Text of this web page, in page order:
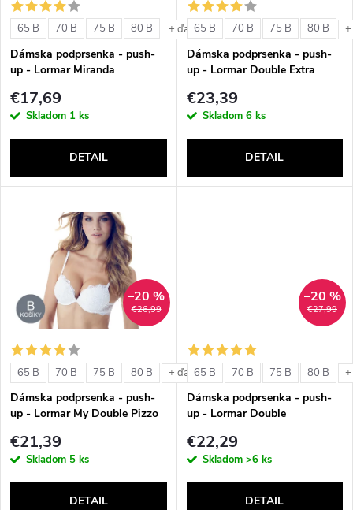
e
p
r
d
t
o
v
s
p
r
o
d
t
o
v
65 B 70 B 75 B 80 B + ďalšie
Dámska podprsenka - push-
up - Lormar Miranda
€17,69
Skladom 1 ks
DETAIL
65 B 70 B 75 B 80 B
Dámska podprsenka - push-
up - Lormar Double Extra
€23,39
Skladom 6 ks
DETAIL
€26,99
–20 %
65 B 70 B 75 B 80 B + ďalšie
Dámska podprsenka - push-
up - Lormar My Double Pizzo
€21,39
Skladom 5 ks
DETAIL
€27,99
–20 %
65 B 70 B 75 B 80 B
Dámska podprsenka - push-
up - Lormar Double
€22,29
Skladom >6 ks
DETAIL